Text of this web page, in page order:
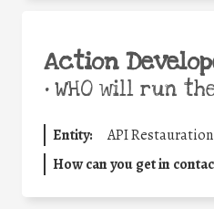
Action
•WHO will run
Entity: API Restauration
How can you get in